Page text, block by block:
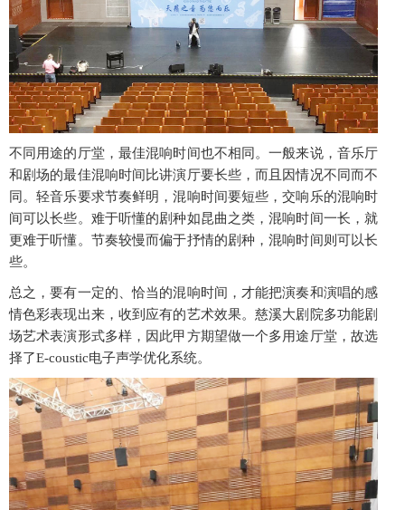
不同用途的厅堂，最佳混响时间也不相同。一般来说，音乐厅
和剧场的最佳混响时间比讲演厅要长些，而且因情况不同而不
同。轻音乐要求节奏鲜明，混响时间要短些，交响乐的混响时
间可以长些。难于听懂的剧种如昆曲之类，混响时间一长，就
更难于听懂。节奏较慢而偏于抒情的剧种，混响时间则可以长
些。
总之，要有一定的、恰当的混响时间，才能把演奏和演唱的感
情色彩表现出来，收到应有的艺术效果。慈溪大剧院多功能剧
场艺术表演形式多样，因此甲方期望做一个多用途厅堂，故选
择了E-coustic电子声学优化系统。